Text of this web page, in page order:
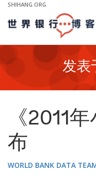
Skip
Main
Navigation
SHIHANG.ORG
发表
《2011
布
WORLD BANK DATA